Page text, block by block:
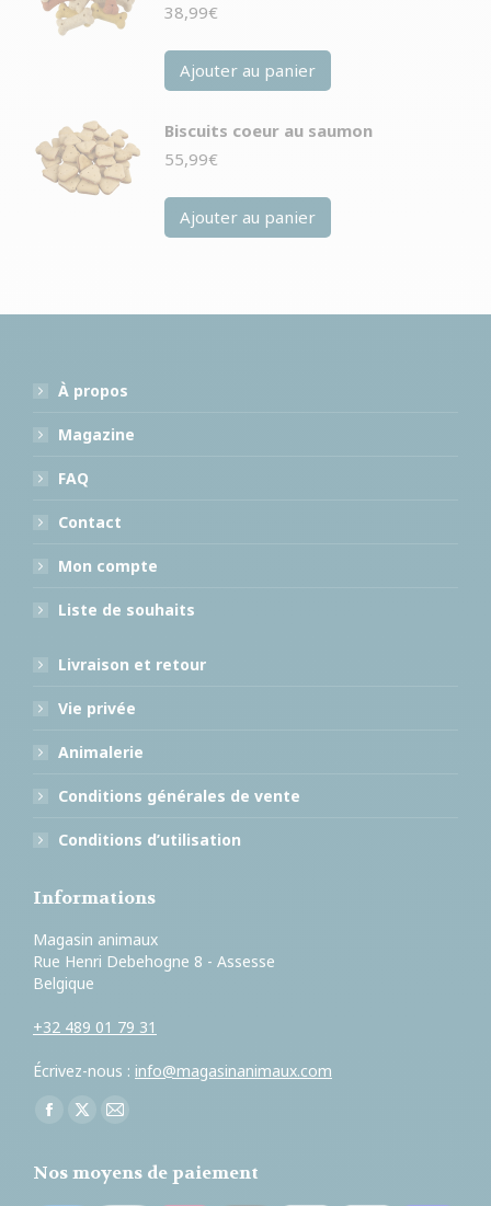
38,99€
Ajouter au panier
Biscuits coeur au saumon
55,99€
Ajouter au panier
À propos
Magazine
FAQ
Contact
Mon compte
Liste de souhaits
Livraison et retour
Vie privée
Animalerie
Conditions générales de vente
Conditions d’utilisation
Informations
Magasin animaux
Rue Henri Debehogne 8 - Assesse
Belgique
+32 489 01 79 31
Écrivez-nous : info@magasinanimaux.com
Trouvez nous sur :
Facebook
opens
X
opens
E-
page
Nos moyens de paiement